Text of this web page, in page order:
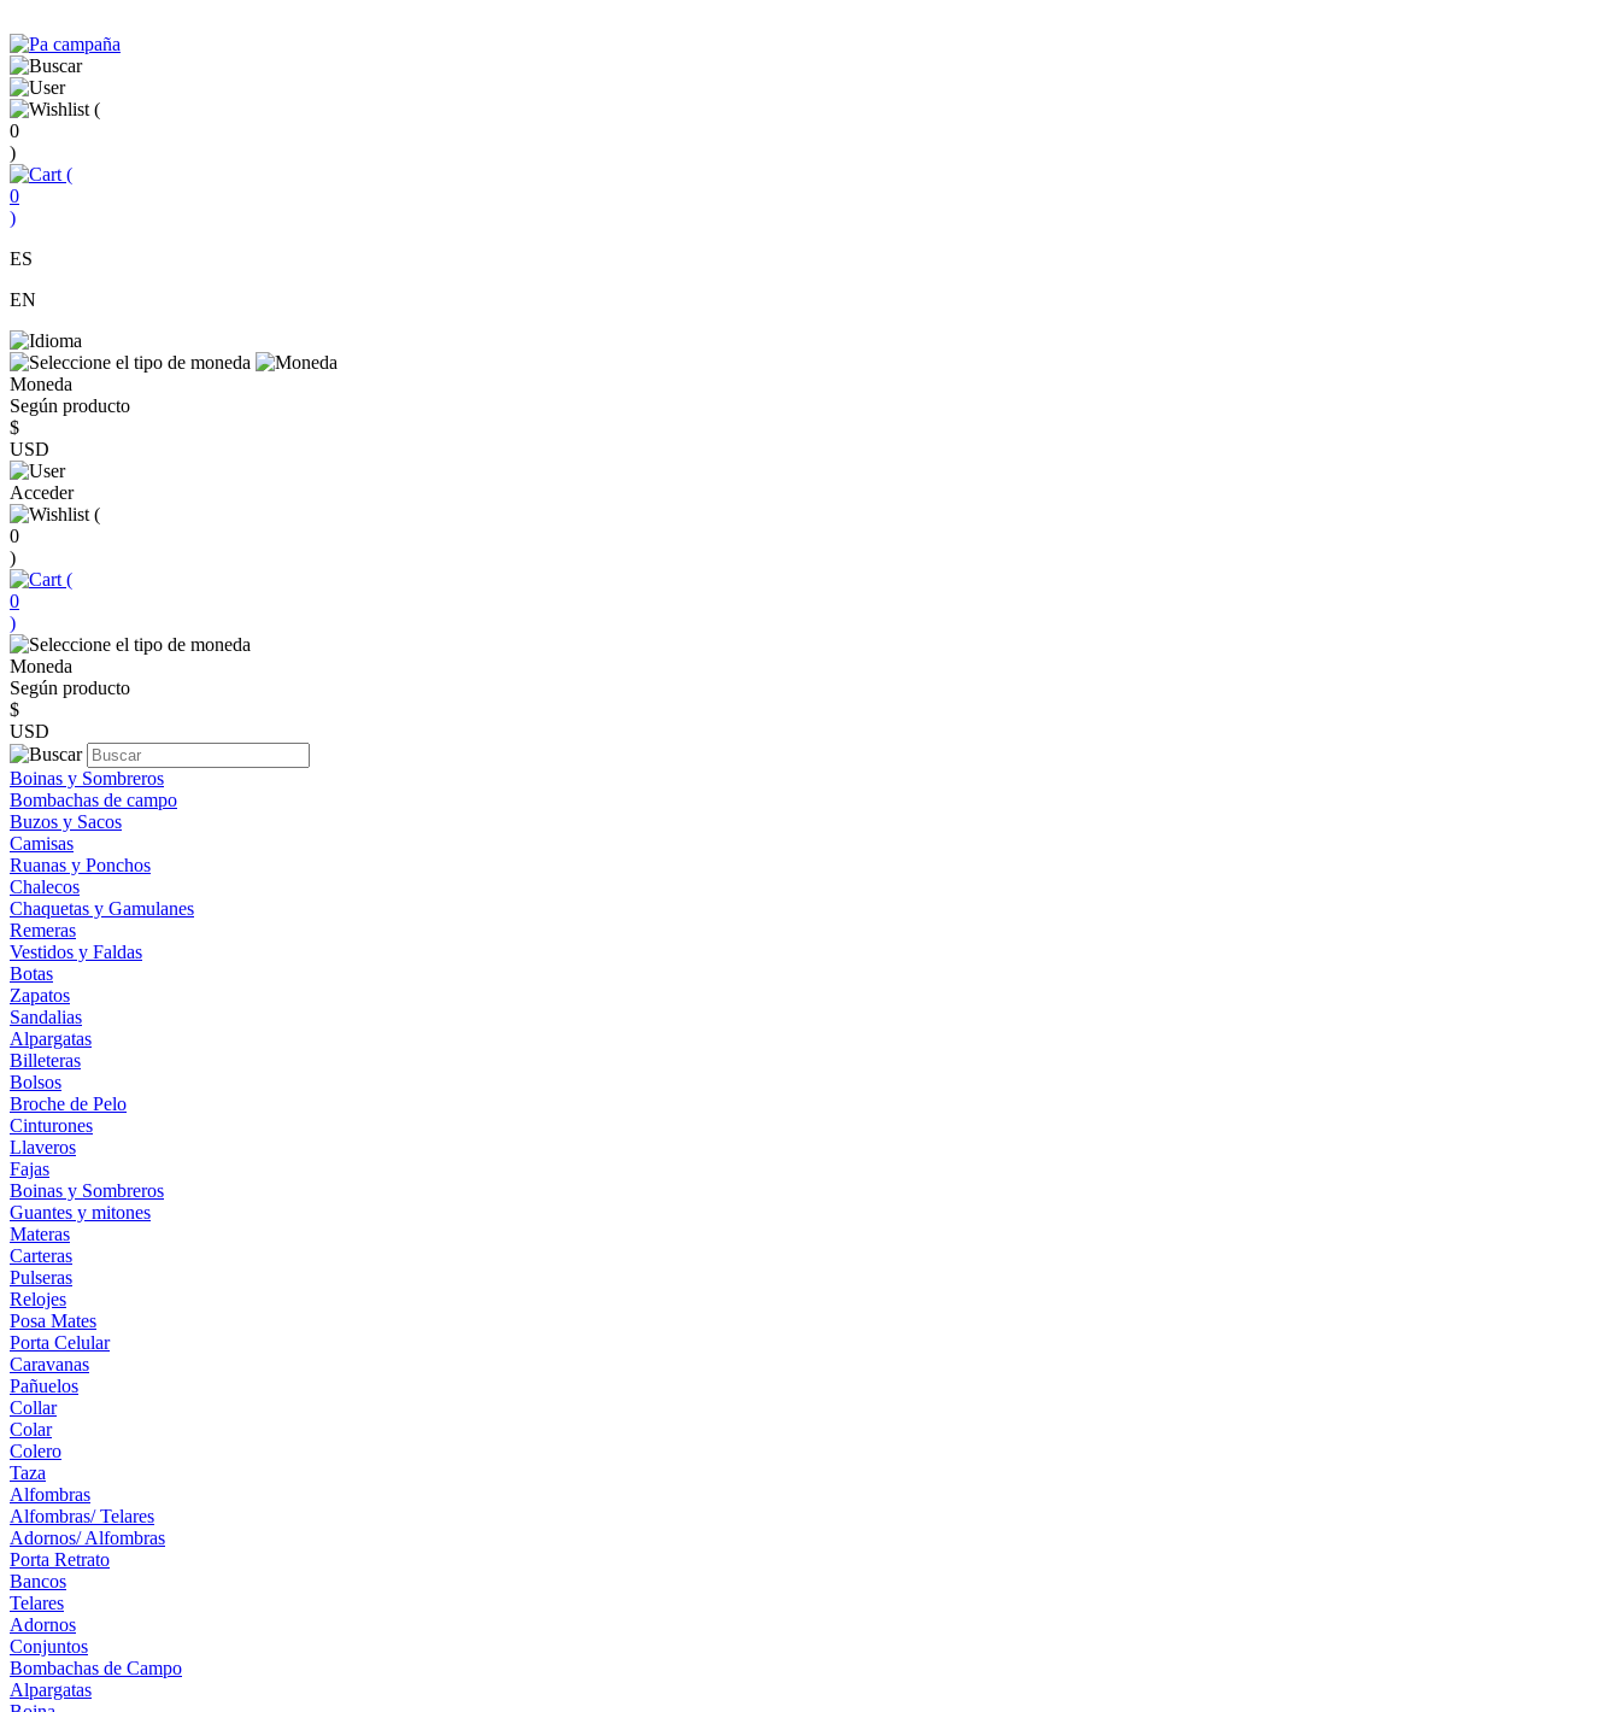
(
0
)
(
0
)
ES
EN
Moneda
Según producto
$
USD
Acceder
(
0
)
(
0
)
Moneda
Según producto
$
USD
Boinas y Sombreros
Bombachas de campo
Buzos y Sacos
Camisas
Ruanas y Ponchos
Chalecos
Chaquetas y Gamulanes
Remeras
Vestidos y Faldas
Botas
Zapatos
Sandalias
Alpargatas
Billeteras
Bolsos
Broche de Pelo
Cinturones
Llaveros
Fajas
Boinas y Sombreros
Guantes y mitones
Materas
Carteras
Pulseras
Relojes
Posa Mates
Porta Celular
Caravanas
Pañuelos
Collar
Colar
Colero
Taza
Alfombras
Alfombras/ Telares
Adornos/ Alfombras
Porta Retrato
Bancos
Telares
Adornos
Conjuntos
Bombachas de Campo
Alpargatas